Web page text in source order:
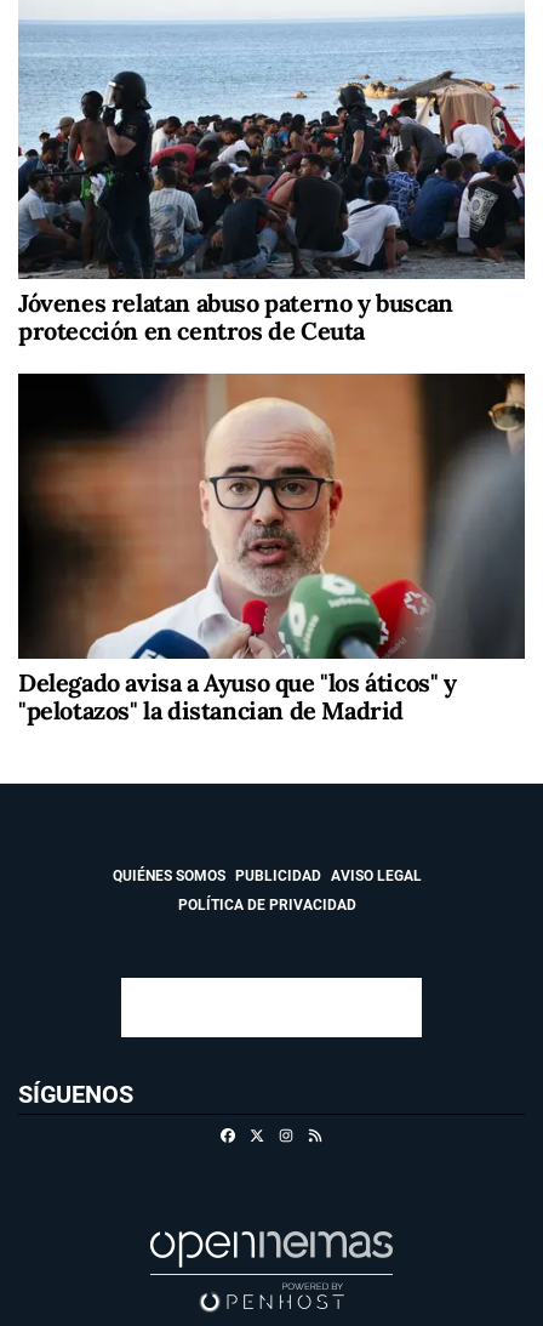
Jóvenes relatan abuso paterno y buscan
protección en centros de Ceuta
Delegado avisa a Ayuso que "los áticos" y
"pelotazos" la distancian de Madrid
QUIÉNES SOMOS PUBLICIDAD
AVISO LEGAL
POLÍTICA DE PRIVACIDAD
SÍGUENOS
FacebookInstagram